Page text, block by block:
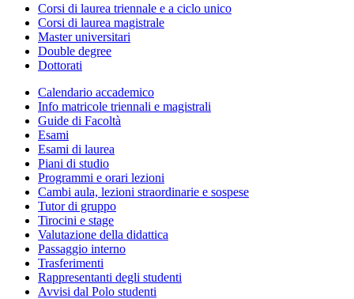
Corsi di laurea triennale e a ciclo unico
Corsi di laurea magistrale
Master universitari
Double degree
Dottorati
Calendario accademico
Info matricole triennali e magistrali
Guide di Facoltà
Esami
Esami di laurea
Piani di studio
Programmi e orari lezioni
Cambi aula, lezioni straordinarie e sospese
Tutor di gruppo
Tirocini e stage
Valutazione della didattica
Passaggio interno
Trasferimenti
Rappresentanti degli studenti
Avvisi dal Polo studenti